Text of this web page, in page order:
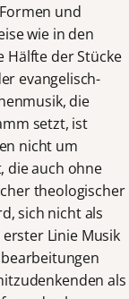
und
wie in den
Hälfte der Stücke
evangelisch-
die
setzt, ist
nicht um
die auch ohne
theologischer
sich nicht als
Linie Musik
als